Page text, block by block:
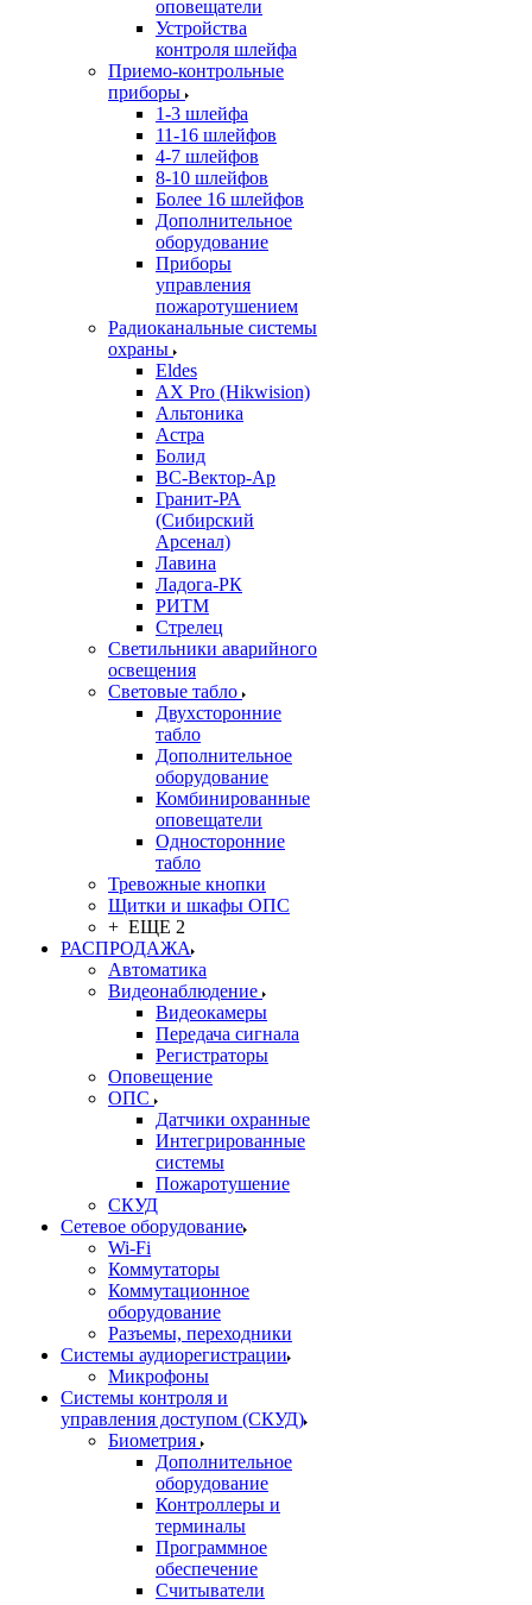
оповещатели
Устройства
контроля шлейфа
Приемо-контрольные
приборы
1-3 шлейфа
11-16 шлейфов
4-7 шлейфов
8-10 шлейфов
Более 16 шлейфов
Дополнительное
оборудование
Приборы
управления
пожаротушением
Радиоканальные системы
охраны
Eldes
AX Pro (Hikwision)
Альтоника
Астра
Болид
ВС-Вектор-Ар
Гранит-РА
(Сибирский
Арсенал)
Лавина
Ладога-РК
РИТМ
Стрелец
Светильники аварийного
освещения
Световые табло
Двухсторонние
табло
Дополнительное
оборудование
Комбинированные
оповещатели
Односторонние
табло
Тревожные кнопки
Щитки и шкафы ОПС
+ ЕЩЕ 2
РАСПРОДАЖА
Автоматика
Видеонаблюдение
Видеокамеры
Передача сигнала
Регистраторы
Оповещение
ОПС
Датчики охранные
Интегрированные
системы
Пожаротушение
СКУД
Сетевое оборудование
Wi-Fi
Коммутаторы
Коммутационное
оборудование
Разъемы, переходники
Системы аудиорегистрации
Микрофоны
Системы контроля и
управления доступом (СКУД)
Биометрия
Дополнительное
оборудование
Контроллеры и
терминалы
Программное
обеспечение
Считыватели